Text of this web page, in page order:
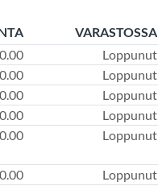
VARASTOSSA
Loppunut
Loppunut
Loppunut
Loppunut
Loppunut
Loppunut